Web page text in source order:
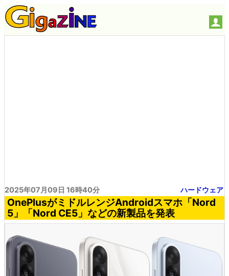
2025年07月09日 16時40分 ハードウェア
OnePlusがミドルレンジAndroidスマホ「Nord
5」「Nord CE5」などの新製品を発表